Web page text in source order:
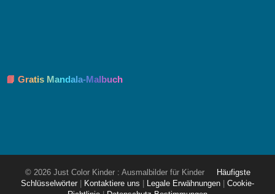
📘 Gratis Mandala-Malbuch
© 2026 Just Color Kinder : Ausmalbilder für Kinder
Häufigste
Schlüsselwörter
Kontaktiere uns Legale Erwähnungen
Cookie-